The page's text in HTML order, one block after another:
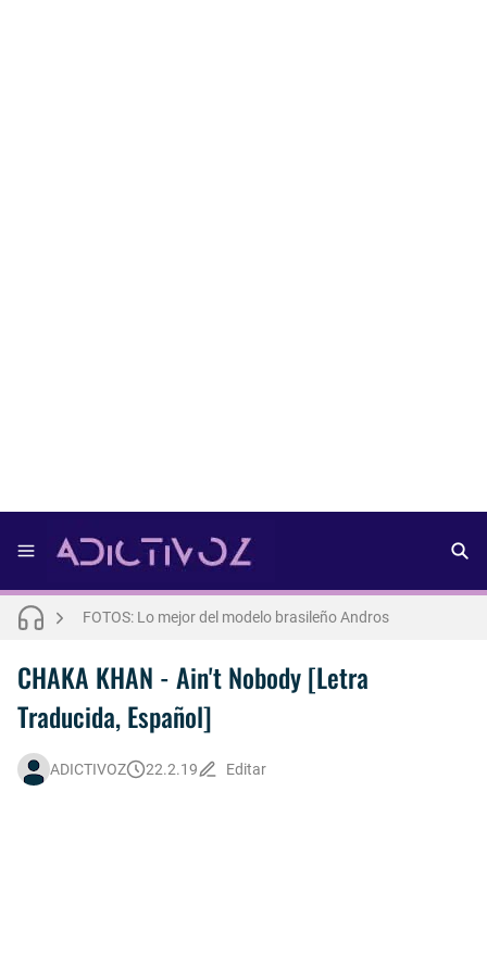
FOTOS: Lo mejor del modelo brasileño Andros
THE WEEKND - Nothing Without You [Letra Trtaducida]
CHAKA KHAN - Ain't Nobody [Letra
Traducida, Español]
ADICTIVOZ 22.2.19 Editar